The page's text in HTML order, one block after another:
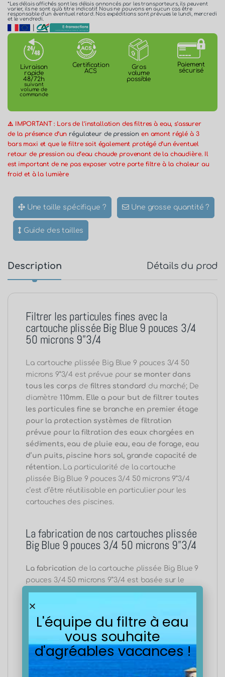
*Les délais affichés sont les délais annoncés par les transporteurs, ils peuvent
varier, ils ne sont qu'à titre indicatif. Nous ne pouvons en aucun cas être
responsable d'un éventuel retard. Nos expéditions sont prévues le lundi, mercredi
et le vendredi.
Livraison
rapide
48/72h
suivant
volume de
commande
Certification
ACS
Gros
volume
possible
Paiement
sécurisé
⚠️ IMPORTANT : Lors de l’installation des filtres à eau, s’assurer
de la présence d’un régulateur de pression en amont réglé à 3
bars maxi et que le filtre soit également protégé d’un éventuel
retour de pression ou d’eau chaude provenant de la chaudière. Il
est important de ne pas exposer votre porte filtre à la chaleur au
froid et à la lumière
Une taille spécifique ? Une grosse quantité ?
Guide des tailles
Description Détails du
Filtrer les particules fines avec la
cartouche plissée Big Blue 9 pouces 3/4
50 microns 9”3/4
La cartouche plissée Big Blue 9 pouces 3/4 50
microns 9”3/4 est prévue pour se monter dans
tous les corps de filtres standard du marché; De
diamètre 110mm. Elle a pour but de filtrer toutes
les particules fine se branche en premier étage
pour la protection systèmes de filtration
prévue pour la filtration des eaux chargées en
sédiments, eau de pluie eau, eau de forage, eau
d’un puits, piscine hors sol, grande capacité de
rétention. La particularité de la cartouche
plissée Big Blue 9 pouces 3/4 50 microns 9”3/4
c’est d’être réutilisable en particulier pour les
cartouches des piscines.
La fabrication de nos cartouches plissée
Big Blue 9 pouces 3/4 50 microns 9”3/4
La fabrication de la cartouche plissée Big Blue 9
pouces 3/4 50 microns 9”3/4 est basée sur le
principe de plissage. Uniquementtrois
matériaux
noyau en Polypropylène
pour la rigidité,
plastisolpour les coupelles d’extrémités et
média/papier Polyester.
Ce sont les différentes qualités des
papiers
L'équipe du filtre à eau
vous souhaite
d'agréables vacances !